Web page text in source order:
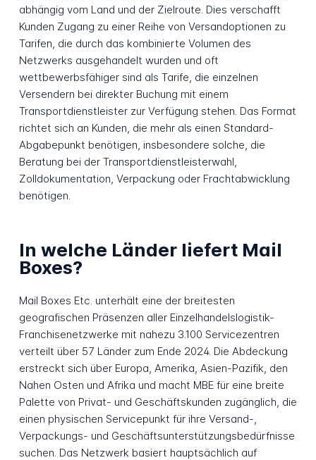
abhängig vom Land und der Zielroute. Dies verschafft
Kunden Zugang zu einer Reihe von Versandoptionen zu
Tarifen, die durch das kombinierte Volumen des
Netzwerks ausgehandelt wurden und oft
wettbewerbsfähiger sind als Tarife, die einzelnen
Versendern bei direkter Buchung mit einem
Transportdienstleister zur Verfügung stehen. Das Format
richtet sich an Kunden, die mehr als einen Standard-
Abgabepunkt benötigen, insbesondere solche, die
Beratung bei der Transportdienstleisterwahl,
Zolldokumentation, Verpackung oder Frachtabwicklung
benötigen.
In welche Länder liefert Mail
Boxes?
Mail Boxes Etc. unterhält eine der breitesten
geografischen Präsenzen aller Einzelhandelslogistik-
Franchisenetzwerke mit nahezu 3.100 Servicezentren
verteilt über 57 Länder zum Ende 2024. Die Abdeckung
erstreckt sich über Europa, Amerika, Asien-Pazifik, den
Nahen Osten und Afrika und macht MBE für eine breite
Palette von Privat- und Geschäftskunden zugänglich, die
einen physischen Servicepunkt für ihre Versand-,
Verpackungs- und Geschäftsunterstützungsbedürfnisse
suchen. Das Netzwerk basiert hauptsächlich auf